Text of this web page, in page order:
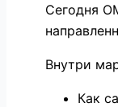
Сегодня
Внутри
Как